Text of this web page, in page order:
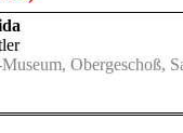
Obergeschoß,